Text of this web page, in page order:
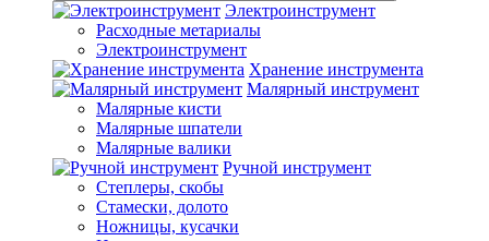
Электроинструмент
Расходные метариалы
Электроинструмент
Хранение инструмента
Малярный инструмент
Малярные кисти
Малярные шпатели
Малярные валики
Ручной инструмент
Степлеры, скобы
Стамески, долото
Ножницы, кусачки